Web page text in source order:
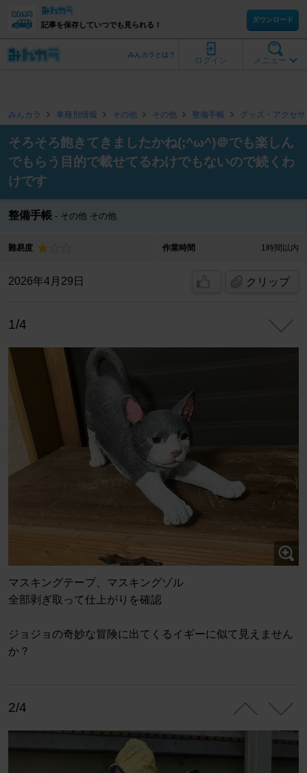
記事を保存していつでも見られる！
ダウンロード
メニュー
ログイン
みんカラとは？
みんカラ 車種別情報 その他 その他 整備手帳 グッズ・アクセ
そろそろ飽きてきましたかね(;^ω^)＠でも楽しん
でもらう目的で載せてるわけでもないので続くわ
けです
整備手帳 その他 その他
難易度 作業時間 1時間以内
2026年4月29日 クリップ
1/4
マスキングテープ、マスキングゾル
全部剥ぎ取って仕上がりを確認
ジョジョの奇妙な冒険に出てくるイギーに似て見えません
か？
2/4